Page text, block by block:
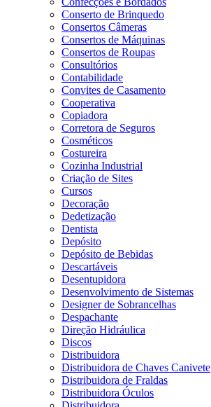
Conserto de Brinquedo
Consertos Câmeras
Consertos de Máquinas
Consertos de Roupas
Consultórios
Contabilidade
Convites de Casamento
Cooperativa
Copiadora
Corretora de Seguros
Cosméticos
Costureira
Cozinha Industrial
Criação de Sites
Cursos
Decoração
Dedetização
Dentista
Depósito
Depósito de Bebidas
Descartáveis
Desentupidora
Desenvolvimento de Sistemas
Designer de Sobrancelhas
Despachante
Direção Hidráulica
Discos
Distribuidora
Distribuidora de Chaves Canivete
Distribuidora de Fraldas
Distribuidora Óculos